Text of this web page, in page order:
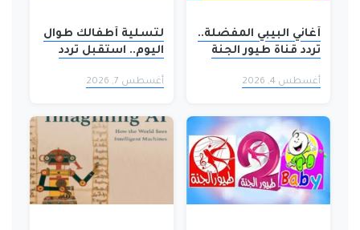
أغاني البيبي المفضلة..
تردد قناة طيور الجنة
على نايل سات
أغسطس 4, 2026
لتسلية أطفالك طوال
اليوم.. استقبل تردد
أغسطس 7, 2026